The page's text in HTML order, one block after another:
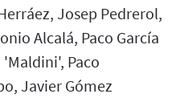
Josep Pedrerol,
Alcalá, Paco García
Paco
Javier Gómez